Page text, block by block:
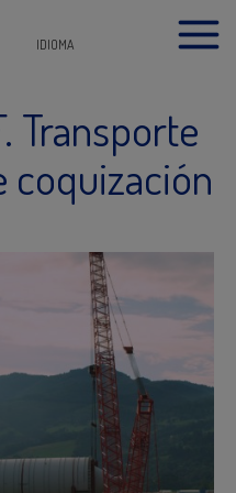
IDIOMA
Transporte
coquización